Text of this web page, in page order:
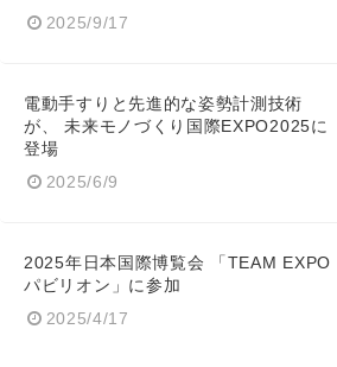
2025/9/17
電動手すりと先進的な姿勢計測技術
が、 未来モノづくり国際EXPO2025に
登場
2025/6/9
2025年日本国際博覧会 「TEAM EXPO
パビリオン」に参加
2025/4/17